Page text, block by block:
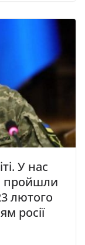
У нас
пройшли
лютого
росії